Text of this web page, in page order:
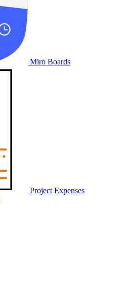
Miro Boards
Project Expenses